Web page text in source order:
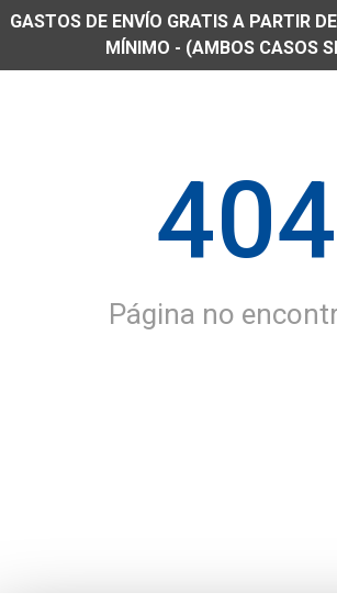
GASTOS DE ENVÍO GRATIS A PARTIR
MÍNIMO - (AMBOS CASOS
404
Página no